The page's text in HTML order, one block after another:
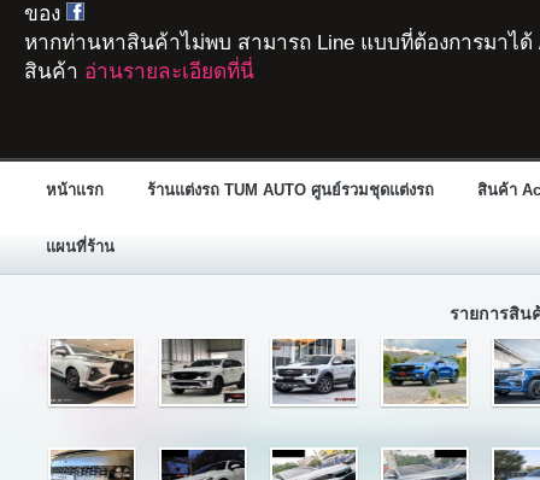
ของ
หากท่านหาสินค้าไม่พบ สามารถ Line แบบที่ต้องการมาได้
สินค้า อ่านรายละเอียดที่นี่
หน้าแรก ร้านแต่งรถ TUM AUTO ศูนย์รวมชุดแต่งรถ สินค้า
แผนที่ร้าน
รายการสิน